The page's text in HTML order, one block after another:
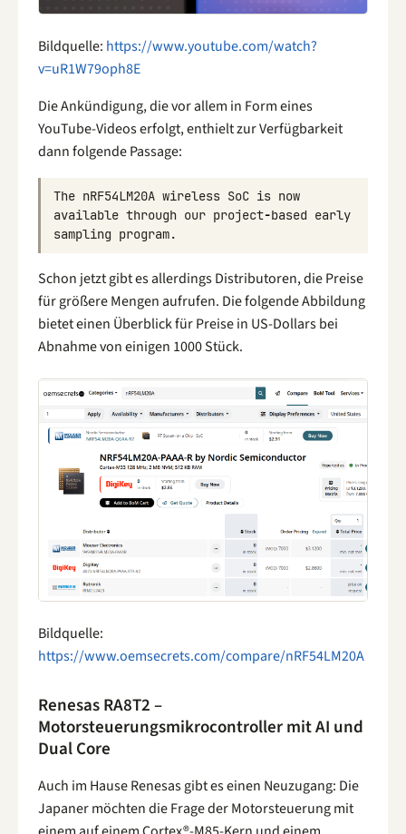
Bildquelle: https://www.youtube.com/watch?
v=uR1W79oph8E
Die Ankündigung, die vor allem in Form eines
YouTube-Videos erfolgt, enthielt zur Verfügbarkeit
dann folgende Passage:
The nRF54LM20A wireless SoC is now
available through our project-based early
sampling program.
Schon jetzt gibt es allerdings Distributoren, die Preise
für größere Mengen aufrufen. Die folgende Abbildung
bietet einen Überblick für Preise in US-Dollars bei
Abnahme von einigen 1000 Stück.
Bildquelle:
https://www.oemsecrets.com/compare/nRF54LM20A
Renesas RA8T2 –
Motorsteuerungsmikrocontroller mit AI und
Dual Core
Auch im Hause Renesas gibt es einen Neuzugang: Die
Japaner möchten die Frage der Motorsteuerung mit